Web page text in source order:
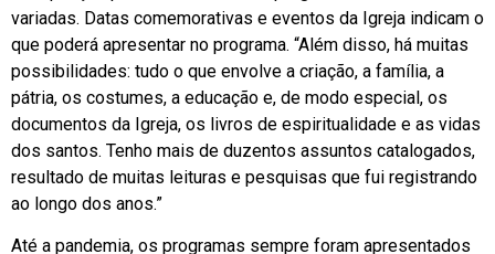
variadas. Datas comemorativas e eventos da Igreja indicam o
que poderá apresentar no programa. “Além disso, há muitas
possibilidades: tudo o que envolve a criação, a família, a
pátria, os costumes, a educação e, de modo especial, os
documentos da Igreja, os livros de espiritualidade e as vidas
dos santos. Tenho mais de duzentos assuntos catalogados,
resultado de muitas leituras e pesquisas que fui registrando
ao longo dos anos.”
Até a pandemia, os programas sempre foram apresentados